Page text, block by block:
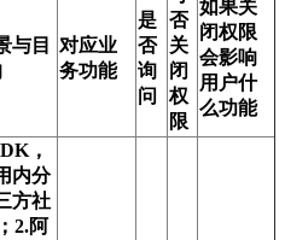
与目
对应业
务功能
是
否
询
问
否
关
闭
权
限
如果关
闭权限
会影响
用户什
么功能
，
内分
方社
2.阿